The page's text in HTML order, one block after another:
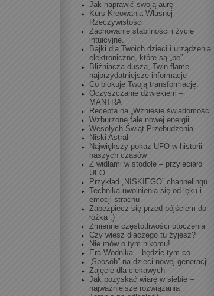
Jak naprawić swoją aurę
Kurs Kreowania Własnej
Rzeczywistości
Zachowanie stabilności i życie
intuicyjne.
Bajki dla Twoich dzieci i urządzenia
elektroniczne, które są „be”
Bliźniacza dusza, Twin flame –
najprzydatniejsze informacje
Co blokuje Twoją transformację.
Oczyszczanie dźwiękiem –
MANTRA
Recepta na „Wzniesie świadomości”
Wzburzone fale nowej energii
Wesołych Świąt Przebudzenia.
Niski Astral
Największy pokaz UFO w historii
naszych czasów
Z widłami w stodole – przyleciało
UFO
Przykład „NISKIEGO” channelingu.
Technika uwolnienia się od lęku i
emocji strachu
Zabezpiecz się przed pójściem do
łóżka :)
Zmienne częstotliwości otoczenia
Czy wiesz dlaczego tu żyjesz?
Nie mów o tym nikomu!
Era Wodnika – będzie tym co……..
„Sposób” na dzieci nowej generacji
Zajęcie dla ciekawych
Jak pozyskać wiarę w siebie –
najważniejsze rozwiązania